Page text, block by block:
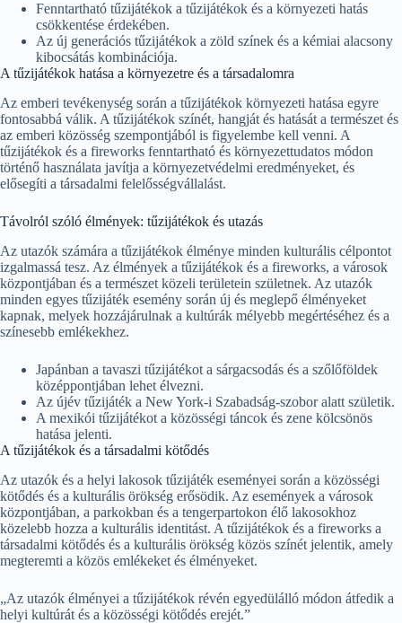
Fenntartható tűzijátékok a tűzijátékok és a környezeti hatás
csökkentése érdekében.
Az új generációs tűzijátékok a zöld színek és a kémiai alacsony
kibocsátás kombinációja.
A tűzijátékok hatása a környezetre és a társadalomra
Az emberi tevékenység során a tűzijátékok környezeti hatása egyre
fontosabbá válik. A tűzijátékok színét, hangját és hatását a természet és
az emberi közösség szempontjából is figyelembe kell venni. A
tűzijátékok és a fireworks fenntartható és környezettudatos módon
történő használata javítja a környezetvédelmi eredményeket, és
elősegíti a társadalmi felelősségvállalást.
Távolról szóló élmények: tűzijátékok és utazás
Az utazók számára a tűzijátékok élménye minden kulturális célpontot
izgalmassá tesz. Az élmények a tűzijátékok és a fireworks, a városok
központjában és a természet közeli területein születnek. Az utazók
minden egyes tűzijáték esemény során új és meglepő élményeket
kapnak, melyek hozzájárulnak a kultúrák mélyebb megértéséhez és a
színesebb emlékekhez.
Japánban a tavaszi tűzijátékot a sárgacsodás és a szőlőföldek
középpontjában lehet élvezni.
Az újév tűzijáték a New York-i Szabadság-szobor alatt születik.
A mexikói tűzijátékot a közösségi táncok és zene kölcsönös
hatása jelenti.
A tűzijátékok és a társadalmi kötődés
Az utazók és a helyi lakosok tűzijáték eseményei során a közösségi
kötődés és a kulturális örökség erősödik. Az események a városok
központjában, a parkokban és a tengerpartokon élő lakosokhoz
közelebb hozza a kulturális identitást. A tűzijátékok és a fireworks a
társadalmi kötődés és a kulturális örökség közös színét jelentik, amely
megteremti a közös emlékeket és élményeket.
„Az utazók élményei a tűzijátékok révén egyedülálló módon átfedik a
helyi kultúrát és a közösségi kötődés erejét.”